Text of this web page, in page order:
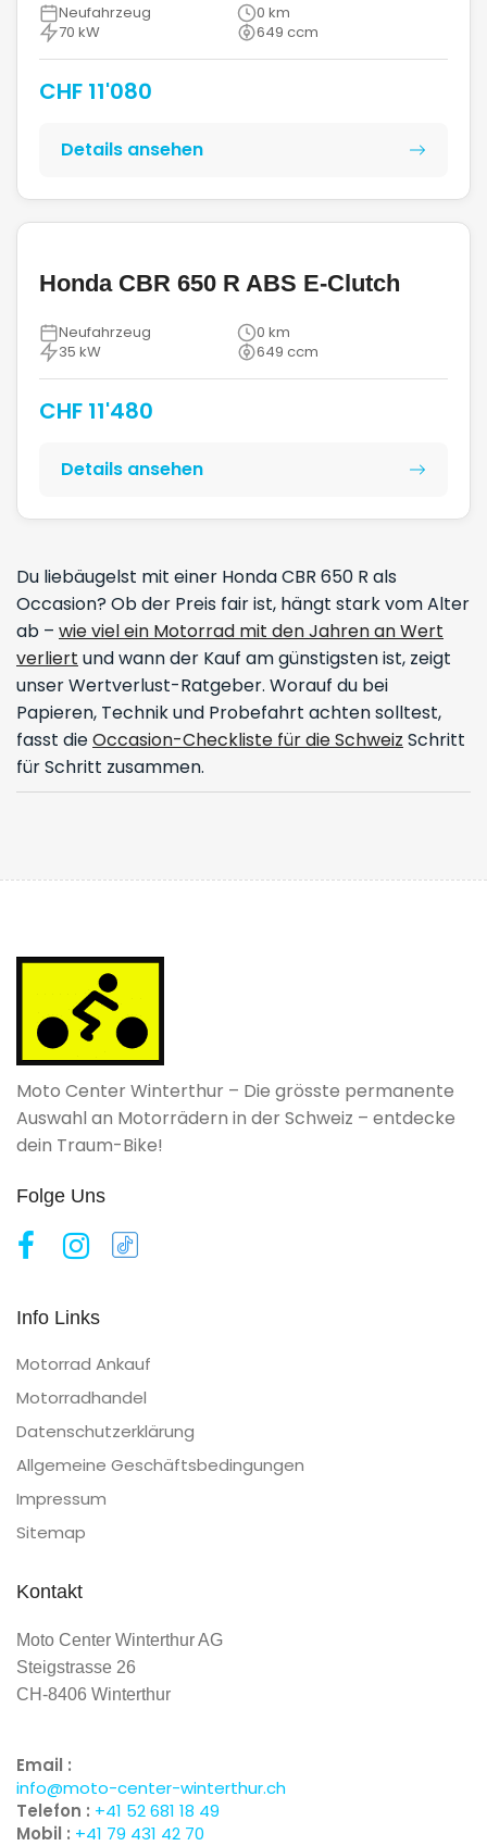
Neufahrzeug
0 km
70 kW
649 ccm
CHF 11'080
Details ansehen
Honda CBR 650 R ABS E-Clutch
Neufahrzeug
0 km
35 kW
649 ccm
CHF 11'480
Details ansehen
Du liebäugelst mit einer Honda CBR 650 R als
Occasion? Ob der Preis fair ist, hängt stark vom Alter
ab – wie viel ein Motorrad mit den Jahren an Wert
verliert und wann der Kauf am günstigsten ist, zeigt
unser Wertverlust-Ratgeber. Worauf du bei
Papieren, Technik und Probefahrt achten solltest,
fasst dieOccasion-Checkliste für die Schweiz Schritt
für Schritt zusammen.
Moto Center Winterthur – Die grösste permanente
Auswahl an Motorrädern in der Schweiz – entdecke
dein Traum-Bike!
Folge Uns
Info Links
Motorrad Ankauf
Motorradhandel
Datenschutzerklärung
Allgemeine Geschäftsbedingungen
Impressum
Sitemap
Kontakt
Moto Center Winterthur AG
Steigstrasse 26
CH-8406 Winterthur
Email :
info@moto-center-winterthur.ch
Telefon : +41 52 681 18 49
Mobil : +41 79 431 42 70